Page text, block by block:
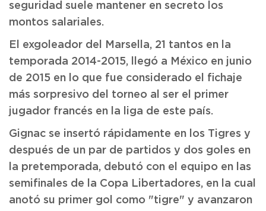
seguridad suele mantener en secreto los
montos salariales.
El exgoleador del Marsella, 21 tantos en la
temporada 2014-2015, llegó a México en junio
de 2015 en lo que fue considerado el fichaje
más sorpresivo del torneo al ser el primer
jugador francés en la liga de este país.
Gignac se insertó rápidamente en los Tigres y
después de un par de partidos y dos goles en
la pretemporada, debutó con el equipo en las
semifinales de la Copa Libertadores, en la cual
anotó su primer gol como "tigre" y avanzaron